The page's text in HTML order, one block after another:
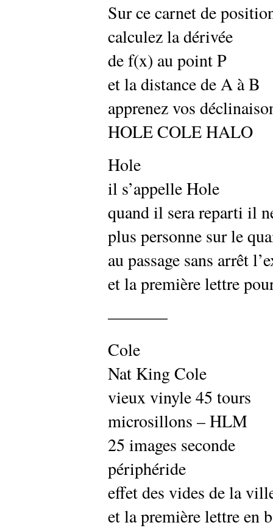
Sur ce carnet de
calculez la dérivée
de f(x) au point P
et la distance de A à B
apprenez vos
HOLE COLE HALO
Hole
il s’appelle Hole
quand il sera reparti il
plus personne sur le
au passage sans arrêt
et la première lettre
———–
Cole
Nat King Cole
vieux vinyle 45 tours
microsillons – HLM
25 images seconde
périphéride
effet des vides de la
et la première lettre en